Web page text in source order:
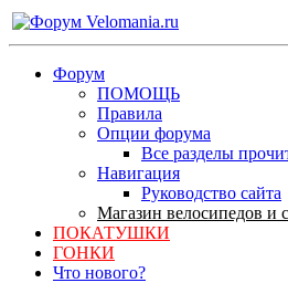
Форум
ПОМОЩЬ
Правила
Опции форума
Все разделы
Навигация
Руководство сайта
Магазин велосипедов и
ПОКАТУШКИ
ГОНКИ
Что нового?